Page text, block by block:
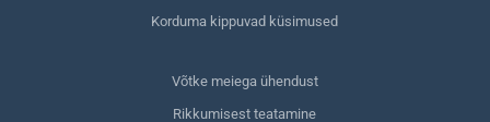
Korduma kippuvad küsimused
Võtke meiega ühendust
Rikkumisest teatamine